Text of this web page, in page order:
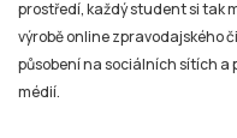
prostředí, každý student si tak
výrobě online zpravodajského
působení na sociálních sítích a
médií.